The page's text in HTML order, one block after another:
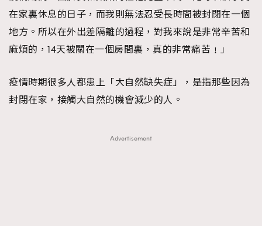
在家裏休息的日子，而我則無法忍受長時間被封閉在一個
地方。所以在外出差隔離的過程，對我來說是非常辛苦和
麻煩的，14天被關在一個房間裏，真的非常痛苦﹗」
疫情時期很多人都患上「大自然缺失症」，是指那些因為
封閉在家，接觸大自然的機會減少的人。
Advertisement